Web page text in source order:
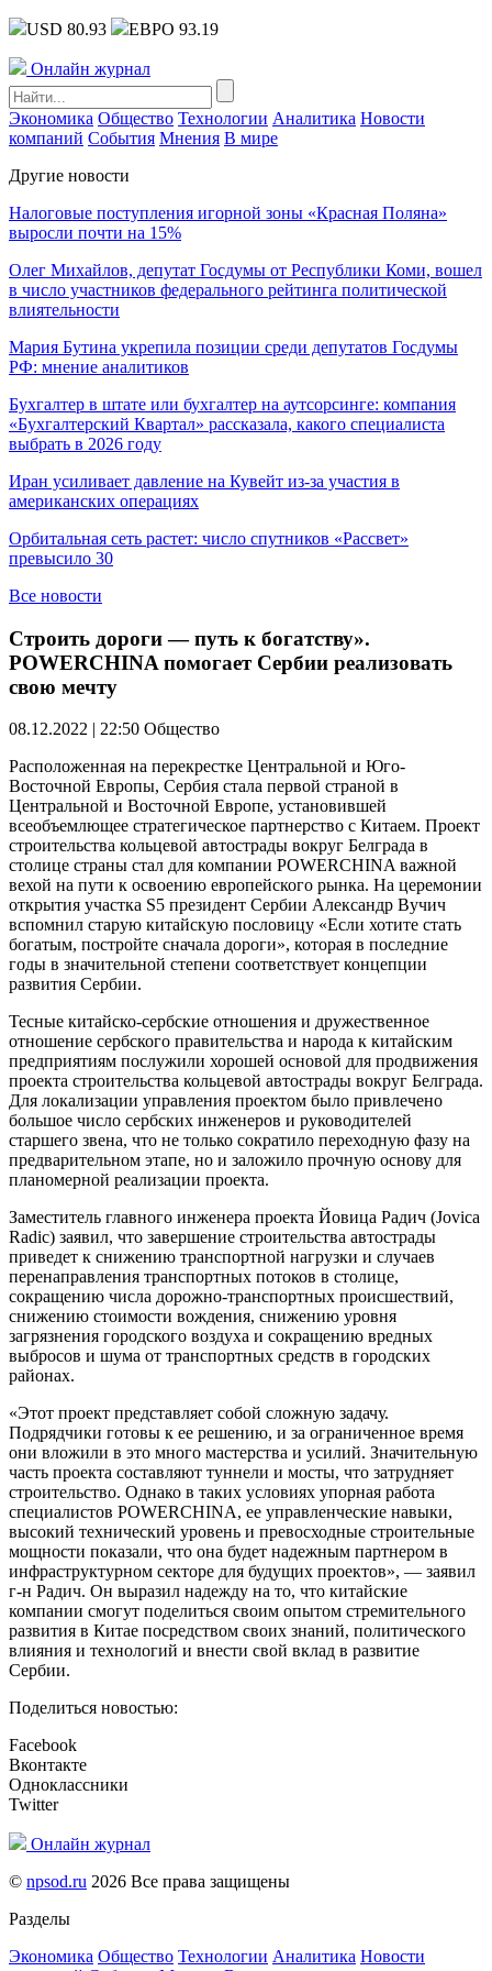
USD 80.93 ЕВРО 93.19
Онлайн журнал
Экономика Общество Технологии Аналитика Новости
компаний События Мнения В мире
Другие новости
Налоговые поступления игорной зоны «Красная Поляна»
выросли почти на 15%
Олег Михайлов, депутат Госдумы от Республики Коми, вошел
в число участников федерального рейтинга политической
влиятельности
Мария Бутина укрепила позиции среди депутатов Госдумы
РФ: мнение аналитиков
Бухгалтер в штате или бухгалтер на аутсорсинге: компания
«Бухгалтерский Квартал» рассказала, какого специалиста
выбрать в 2026 году
Иран усиливает давление на Кувейт из-за участия в
американских операциях
Орбитальная сеть растет: число спутников «Рассвет»
превысило 30
Все новости
Строить дороги — путь к богатству».
POWERCHINA помогает Сербии реализовать
свою мечту
08.12.2022 | 22:50 Общество
Расположенная на перекрестке Центральной и Юго-
Восточной Европы, Сербия стала первой страной в
Центральной и Восточной Европе, установившей
всеобъемлющее стратегическое партнерство с Китаем. Проект
строительства кольцевой автострады вокруг Белграда в
столице страны стал для компании POWERCHINA важной
вехой на пути к освоению европейского рынка. На церемонии
открытия участка S5 президент Сербии Александр Вучич
вспомнил старую китайскую пословицу «Если хотите стать
богатым, постройте сначала дороги», которая в последние
годы в значительной степени соответствует концепции
развития Сербии.
Тесные китайско-сербские отношения и дружественное
отношение сербского правительства и народа к китайским
предприятиям послужили хорошей основой для продвижения
проекта строительства кольцевой автострады вокруг Белграда.
Для локализации управления проектом было привлечено
большое число сербских инженеров и руководителей
старшего звена, что не только сократило переходную фазу на
предварительном этапе, но и заложило прочную основу для
планомерной реализации проекта.
Заместитель главного инженера проекта Йовица Радич (Jovica
Radic) заявил, что завершение строительства автострады
приведет к снижению транспортной нагрузки и случаев
перенаправления транспортных потоков в столице,
сокращению числа дорожно-транспортных происшествий,
снижению стоимости вождения, снижению уровня
загрязнения городского воздуха и сокращению вредных
выбросов и шума от транспортных средств в городских
районах.
«Этот проект представляет собой сложную задачу.
Подрядчики готовы к ее решению, и за ограниченное время
они вложили в это много мастерства и усилий. Значительную
часть проекта составляют туннели и мосты, что затрудняет
строительство. Однако в таких условиях упорная работа
специалистов POWERCHINA, ее управленческие навыки,
высокий технический уровень и превосходные строительные
мощности показали, что она будет надежным партнером в
инфраструктурном секторе для будущих проектов», — заявил
г-н Радич. Он выразил надежду на то, что китайские
компании смогут поделиться своим опытом стремительного
развития в Китае посредством своих знаний, политического
влияния и технологий и внести свой вклад в развитие
Сербии.
Поделиться новостью:
Facebook
Вконтакте
Одноклассники
Twitter
Онлайн журнал
© npsod.ru 2026 Все права защищены
Разделы
Экономика Общество Технологии Аналитика Новости